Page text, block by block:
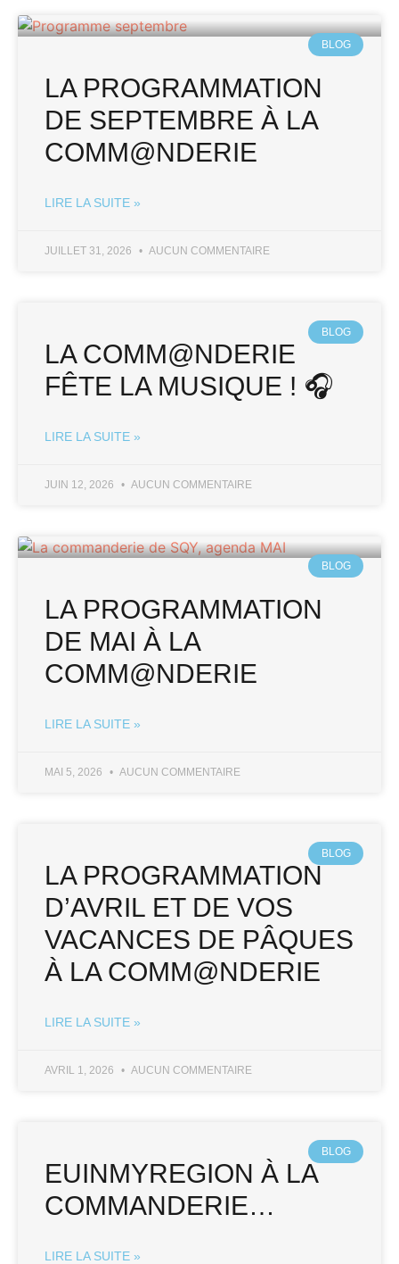
BLOG
LA PROGRAMMATION
DE SEPTEMBRE À LA
COMM@NDERIE
LIRE LA SUITE »
JUILLET 31, 2026 AUCUN COMMENTAIRE
BLOG
LA COMM@NDERIE
FÊTE LA MUSIQUE ! 🎧
LIRE LA SUITE »
JUIN 12, 2026 AUCUN COMMENTAIRE
BLOG
LA PROGRAMMATION
DE MAI À LA
COMM@NDERIE
LIRE LA SUITE »
MAI 5, 2026 AUCUN COMMENTAIRE
BLOG
LA PROGRAMMATION
D’AVRIL ET DE VOS
VACANCES DE PÂQUES
À LA COMM@NDERIE
LIRE LA SUITE »
AVRIL 1, 2026 AUCUN COMMENTAIRE
BLOG
EUINMYREGION À LA
COMMANDERIE…
LIRE LA SUITE »